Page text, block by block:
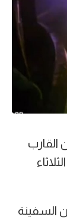
القارب
السفينة